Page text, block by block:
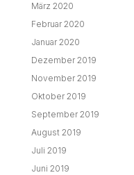
März 2020
Februar 2020
Januar 2020
Dezember 2019
November 2019
Oktober 2019
September 2019
August 2019
Juli 2019
Juni 2019